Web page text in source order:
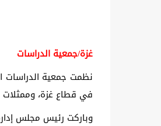
غزة/جمعية الدراسات
نظمت جمعية الدراسات
في قطاع غزة،
وباركت رئيس مجلس